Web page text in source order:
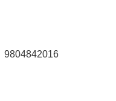
9804842016